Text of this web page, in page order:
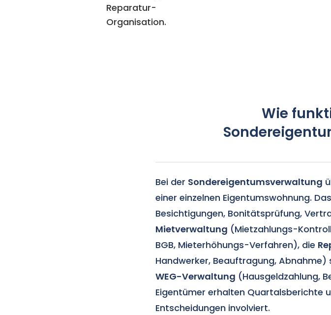
Reparatur-
Organisation.
Wie
Bei der Sondereigentumsverwaltung
einer einzelnen Eigentumswohnung.
Besichtigungen, Bonitätsprüfung,
Mietverwaltung (Mietzahlungs-
BGB, Mieterhöhungs-Verfahren), die
Handwerker, Beauftragung, Abnahme)
WEG-Verwaltung (Hausgeldzahlung,
Eigentümer erhalten Quartalsberichte
Entscheidungen involviert.